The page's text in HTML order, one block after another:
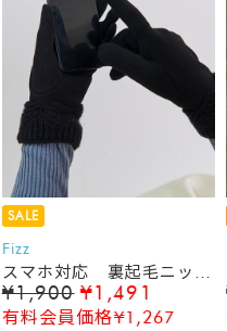
SALE
Fizz
スマホ対応 裏起毛ニット
レースグローブ
¥1,900 ¥1,491
有料会員価格¥1,267